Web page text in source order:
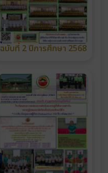
ฉบับที่ 2 ปีการศึกษา 2568